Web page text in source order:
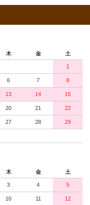
木 金 土
1
6 7 8
13 14 15
20 21 22
27 28 29
木 金 土
3 4 5
10 11 12